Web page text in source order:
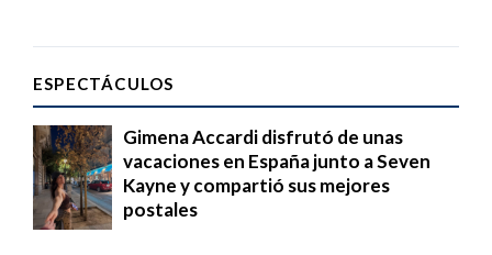
ESPECTÁCULOS
Gimena Accardi disfrutó de unas
vacaciones en España junto a Seven
Kayne y compartió sus mejores
postales